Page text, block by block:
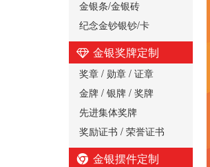
金银条/金银砖
纪念金钞银钞/卡
金银奖牌定制
奖章 / 勋章 / 证章
金牌 / 银牌 / 奖牌
先进集体奖牌
奖励证书 / 荣誉证书
金银摆件定制